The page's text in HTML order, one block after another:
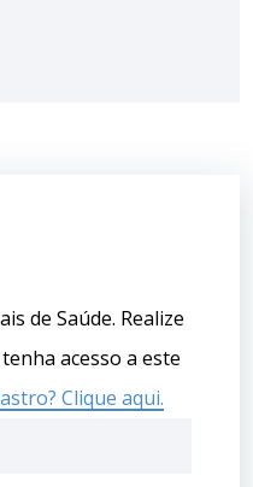
de Saúde. Realize
acesso a este
Clique aqui.